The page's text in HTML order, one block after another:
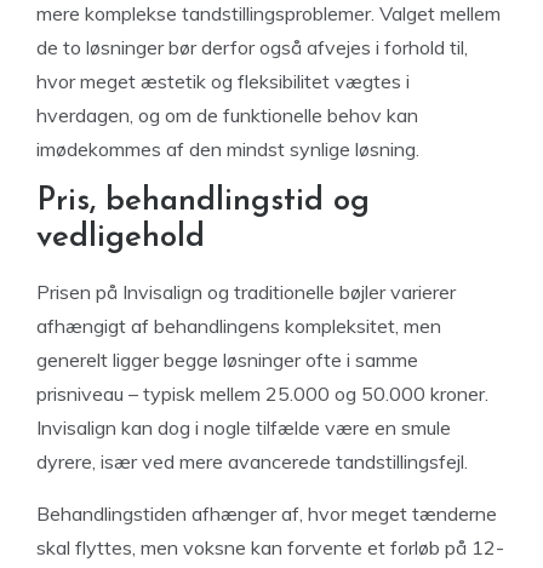
mere komplekse tandstillingsproblemer. Valget mellem
de to løsninger bør derfor også afvejes i forhold til,
hvor meget æstetik og fleksibilitet vægtes i
hverdagen, og om de funktionelle behov kan
imødekommes af den mindst synlige løsning.
Pris, behandlingstid og
vedligehold
Prisen på Invisalign og traditionelle bøjler varierer
afhængigt af behandlingens kompleksitet, men
generelt ligger begge løsninger ofte i samme
prisniveau – typisk mellem 25.000 og 50.000 kroner.
Invisalign kan dog i nogle tilfælde være en smule
dyrere, især ved mere avancerede tandstillingsfejl.
Behandlingstiden afhænger af, hvor meget tænderne
skal flyttes, men voksne kan forvente et forløb på 12-